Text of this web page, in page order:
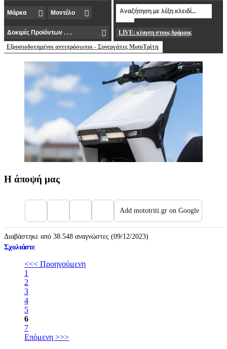
LIVE: κίνηση στους δρόμους
Εξουσιοδοτημένοι αντιπρόσωποι - Συνεργάτες MotoΤρίτη
Η άποψή μας
Add mototriti.gr on Google
Διαβάστηκε από 38.548 αναγνώστες (09/12/2023)
Σχολιάστε
<<< Προηγούμενη
1
2
3
4
5
6
7
Επόμενη >>>